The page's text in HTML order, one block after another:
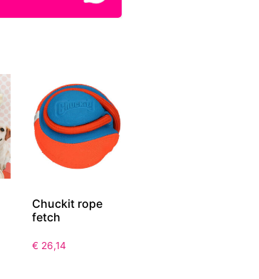
Chuckit rope
fetch
€ 26,14